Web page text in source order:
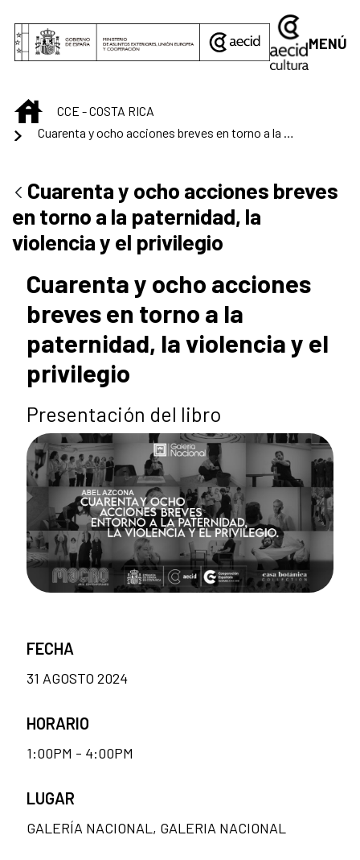
MENÚ
INICIO
CCE - COSTA RICA
Cuarenta y ocho acciones breves
en torno a la paternidad, la
violencia y el privilegio
Cuarenta y ocho acciones
breves en torno a la
paternidad, la violencia y el
privilegio
Presentación del libro
FECHA
31 AGOSTO 2024
HORARIO
1:00PM - 4:00PM
LUGAR
GALERÍA NACIONAL, GALERIA NACIONAL